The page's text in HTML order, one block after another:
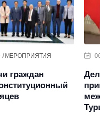
МЕРОПРИЯТИЯ
граждан